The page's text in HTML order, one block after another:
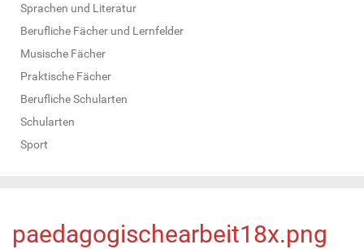
Sprachen und Literatur
Berufliche Fächer und Lernfelder
Musische Fächer
Praktische Fächer
Berufliche Schularten
Schularten
Sport
paedagogischearbeit18x.png